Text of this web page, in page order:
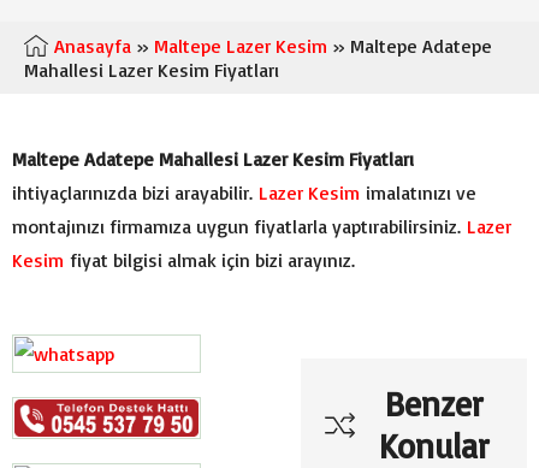
Anasayfa » Maltepe Lazer Kesim » Maltepe Adatepe
Mahallesi Lazer Kesim Fiyatları
Maltepe Adatepe Mahallesi Lazer Kesim Fiyatları
ihtiyaçlarınızda bizi arayabilir. Lazer Kesim imalatınızı ve
montajınızı firmamıza uygun fiyatlarla yaptırabilirsiniz. Lazer
Kesim fiyat bilgisi almak için bizi arayınız.
Benzer
Konular
Maltepe
Zümrütevler